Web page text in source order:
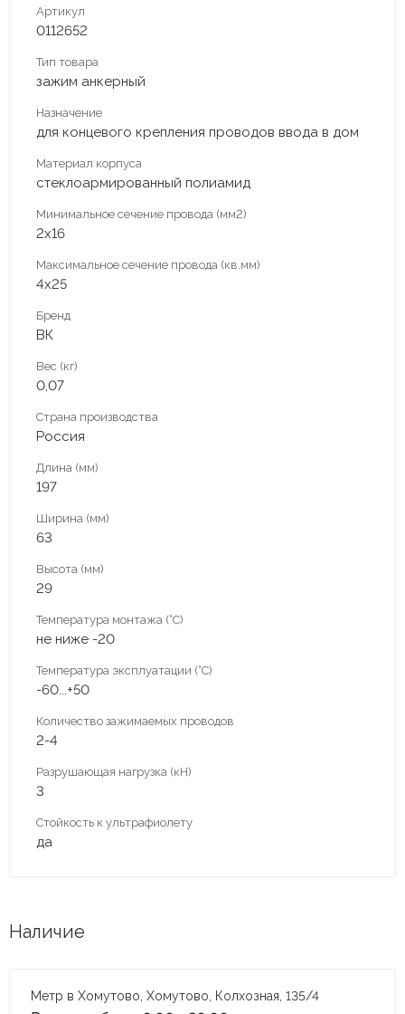
Артикул
0112652
Тип товара
зажим анкерный
Назначение
для концевого крепления проводов ввода в дом
Материал корпуса
стеклоармированный полиамид
Минимальное сечение провода (мм2)
2х16
Максимальное сечение провода (кв.мм)
4х25
Бренд
ВК
Вес (кг)
0,07
Страна производства
Россия
Длина (мм)
197
Ширина (мм)
63
Высота (мм)
29
Температура монтажа (°С)
не ниже -20
Температура эксплуатации (°С)
-60...+50
Количество зажимаемых проводов
2-4
Разрушающая нагрузка (кН)
3
Стойкость к ультрафиолету
да
Наличие
Метр в Хомутово, Хомутово, Колхозная, 135/4